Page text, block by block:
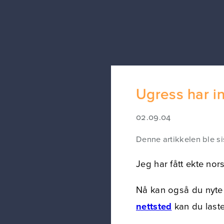
Ugress har
02.09.04
Denne artikkelen ble
Jeg har fått ekte
Nå kan også du
nettsted kan du